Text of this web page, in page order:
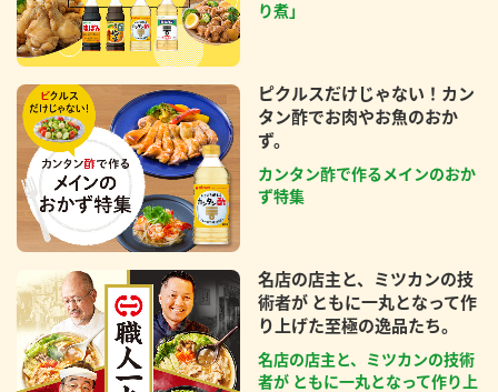
り煮」
ピクルスだけじゃない！カン
タン酢でお肉やお魚のおか
ず。
カンタン酢で作るメインのおか
ず特集
名店の店主と、ミツカンの技
術者が ともに一丸となって作
り上げた至極の逸品たち。
名店の店主と、ミツカンの技術
者が ともに一丸となって作り上